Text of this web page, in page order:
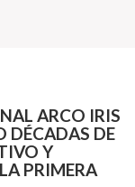
ARCO IRIS
DÉCADAS DE
Y
PRIMERA